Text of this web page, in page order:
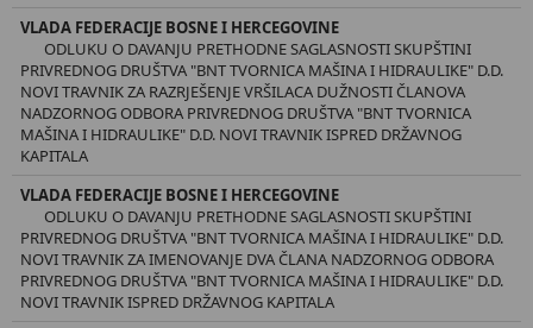
VLADA FEDERACIJE BOSNE I HERCEGOVINE
ODLUKU O DAVANJU PRETHODNE SAGLASNOSTI SKUPŠTINI
PRIVREDNOG DRUŠTVA "BNT TVORNICA MAŠINA I HIDRAULIKE" D.D.
NOVI TRAVNIK ZA RAZRJEŠENJE VRŠILACA DUŽNOSTI ČLANOVA
NADZORNOG ODBORA PRIVREDNOG DRUŠTVA "BNT TVORNICA
MAŠINA I HIDRAULIKE" D.D. NOVI TRAVNIK ISPRED DRŽAVNOG
KAPITALA
VLADA FEDERACIJE BOSNE I HERCEGOVINE
ODLUKU O DAVANJU PRETHODNE SAGLASNOSTI SKUPŠTINI
PRIVREDNOG DRUŠTVA "BNT TVORNICA MAŠINA I HIDRAULIKE" D.D.
NOVI TRAVNIK ZA IMENOVANJE DVA ČLANA NADZORNOG ODBORA
PRIVREDNOG DRUŠTVA "BNT TVORNICA MAŠINA I HIDRAULIKE" D.D.
NOVI TRAVNIK ISPRED DRŽAVNOG KAPITALA